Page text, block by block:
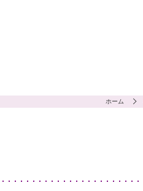
ホーム